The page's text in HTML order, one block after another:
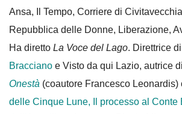
Ansa, Il Tempo, Corriere di
Repubblica delle Donne, Liberazione,
Ha diretto La Voce del Lago. Direttrice di
Bracciano e Visto da qui Lazio, autrice di
Onestà (coautore Francesco Leonardis)
delle Cinque Lune, Il processo al Conte